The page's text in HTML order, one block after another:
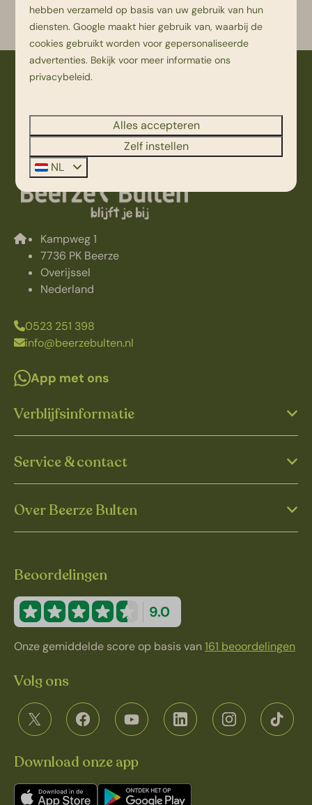
Terug
Kampweg 1
7736 PK Beerze
Overijssel
Nederland
0523 251 398
info@beerzebulten.nl
App met ons
Verblijfsinformatie
Service & contact
Over Beerze Bulten
Beoordelingen
9.0
Onze gemiddelde score op basis van161 beoordelingen
Volg ons
Download onze app
hebben verzameld op basis van uw gebruik van hun
diensten.Google maakt hier gebruik van, waarbij de
cookies gebruikt worden voor gepersonaliseerde
advertenties. Bekijk voor meer informatie ons
privacybeleid.
Alles accepteren
Zelf instellen
NL